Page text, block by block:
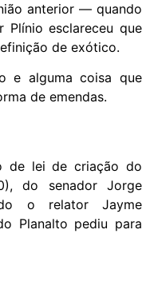
anterior — quando
esclareceu que
de exótico.
e alguma coisa que
de emendas.
de lei de criação do
do senador Jorge
o relator Jayme
Planalto pediu para